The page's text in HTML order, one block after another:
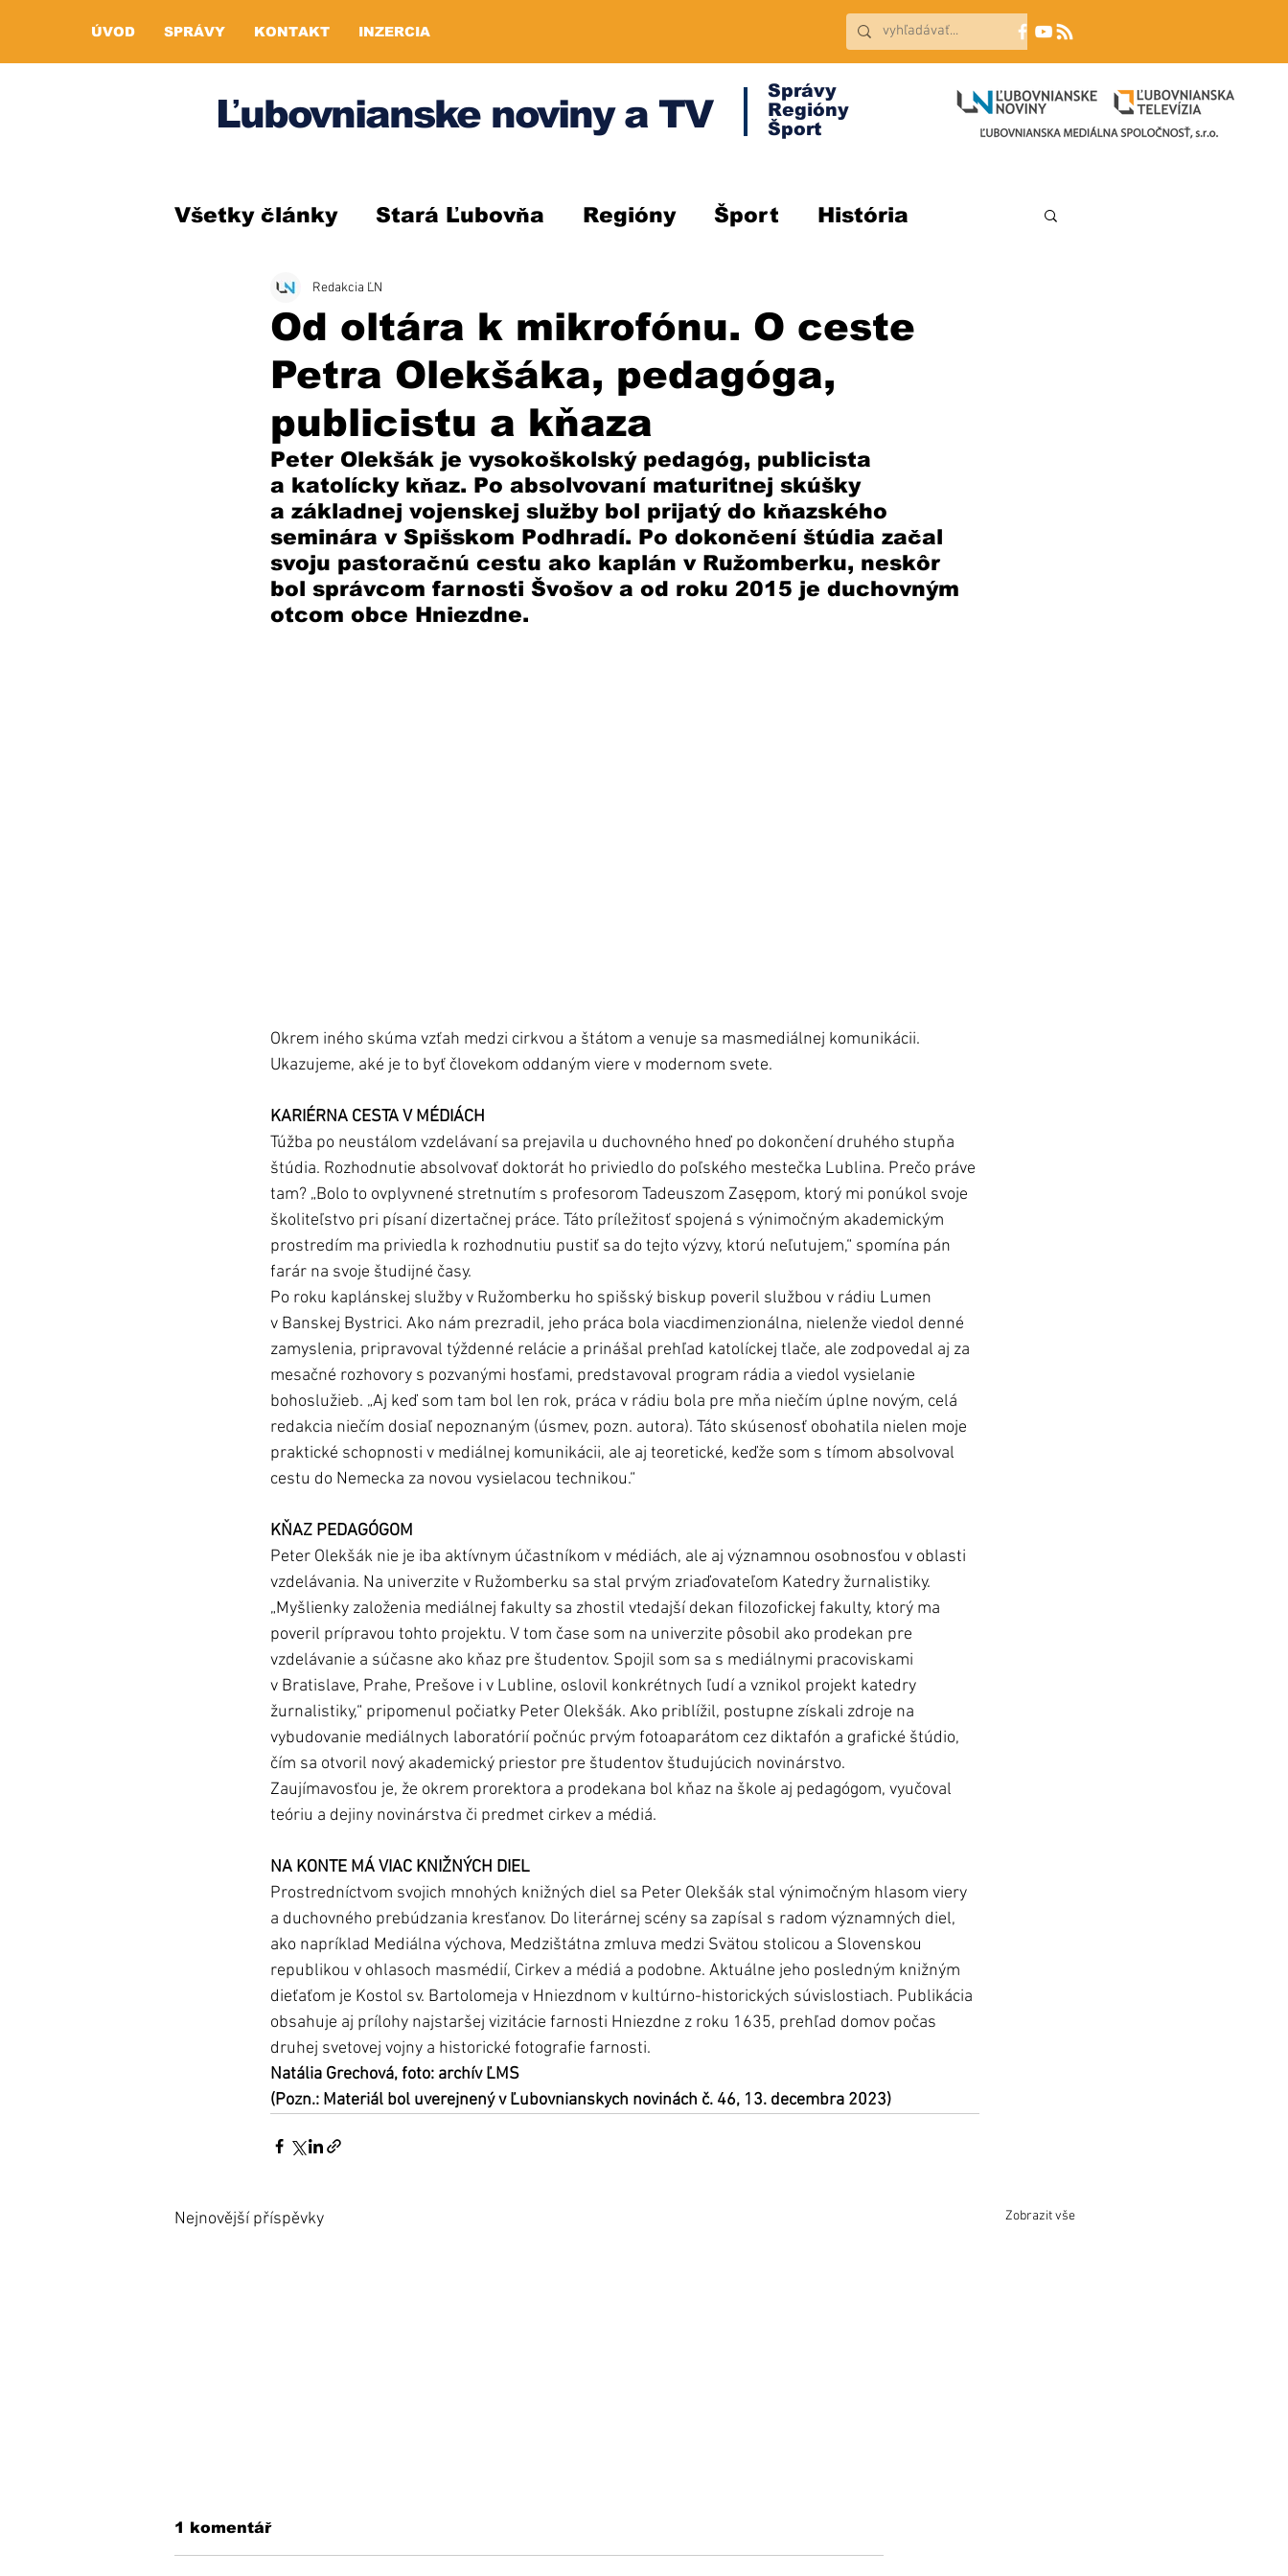
ÚVOD SPRÁVY KONTAKT INZERCIA
Ľubovnianske noviny a TV
Správy
Regióny
Šport
Všetky články Stará Ľubovňa Regióny Šport História
Od oltára k mikrofónu. O ceste
Petra Olekšáka, pedagóga,
publicistu a kňaza
Redakcia ĽN
Peter Olekšák je vysokoškolský pedagóg, publicista
a katolícky kňaz. Po absolvovaní maturitnej skúšky
a základnej vojenskej služby bol prijatý do kňazského
seminára v Spišskom Podhradí. Po dokončení štúdia začal
svoju pastoračnú cestu ako kaplán v Ružomberku, neskôr
bol správcom farnosti Švošov a od roku 2015 je duchovným
otcom obce Hniezdne.
Okrem iného skúma vzťah medzi cirkvou a štátom a venuje sa masmediálnej komunikácii.
Ukazujeme, aké je to byť človekom oddaným viere v modernom svete.
KARIÉRNA CESTA V MÉDIÁCH
Túžba po neustálom vzdelávaní sa prejavila u duchovného hneď po dokončení druhého stupňa
štúdia. Rozhodnutie absolvovať doktorát ho priviedlo do poľského mestečka Lublina. Prečo práve
tam? „Bolo to ovplyvnené stretnutím s profesorom Tadeuszom Zasępom, ktorý mi ponúkol svoje
školiteľstvo pri písaní dizertačnej práce. Táto príležitosť spojená s výnimočným akademickým
prostredím ma priviedla k rozhodnutiu pustiť sa do tejto výzvy, ktorú neľutujem,“ spomína pán
farár na svoje študijné časy.
Po roku kaplánskej služby v Ružomberku ho spišský biskup poveril službou v rádiu Lumen
v Banskej Bystrici. Ako nám prezradil, jeho práca bola viacdimenzionálna, nielenže viedol denné
zamyslenia, pripravoval týždenné relácie a prinášal prehľad katolíckej tlače, ale zodpovedal aj za
mesačné rozhovory s pozvanými hosťami, predstavoval program rádia a viedol vysielanie
bohoslužieb. „Aj keď som tam bol len rok, práca v rádiu bola pre mňa niečím úplne novým, celá
redakcia niečím dosiaľ nepoznaným (úsmev, pozn. autora). Táto skúsenosť obohatila nielen moje
praktické schopnosti v mediálnej komunikácii, ale aj teoretické, keďže som s tímom absolvoval
cestu do Nemecka za novou vysielacou technikou.“
KŇAZ PEDAGÓGOM
Peter Olekšák nie je iba aktívnym účastníkom v médiách, ale aj významnou osobnosťou v oblasti
vzdelávania. Na univerzite v Ružomberku sa stal prvým zriaďovateľom Katedry žurnalistiky.
„Myšlienky založenia mediálnej fakulty sa zhostil vtedajší dekan filozofickej fakulty, ktorý ma
poveril prípravou tohto projektu. V tom čase som na univerzite pôsobil ako prodekan pre
vzdelávanie a súčasne ako kňaz pre študentov. Spojil som sa s mediálnymi pracoviskami
v Bratislave, Prahe, Prešove i v Lubline, oslovil konkrétnych ľudí a vznikol projekt katedry
žurnalistiky,“ pripomenul počiatky Peter Olekšák. Ako priblížil, postupne získali zdroje na
vybudovanie mediálnych laboratórií počnúc prvým fotoaparátom cez diktafón a grafické štúdio,
čím sa otvoril nový akademický priestor pre študentov študujúcich novinárstvo.
Zaujímavosťou je, že okrem prorektora a prodekana bol kňaz na škole aj pedagógom, vyučoval
teóriu a dejiny novinárstva či predmet cirkev a médiá.
NA KONTE MÁ VIAC KNIŽNÝCH DIEL
Prostredníctvom svojich mnohých knižných diel sa Peter Olekšák stal výnimočným hlasom viery
a duchovného prebúdzania kresťanov. Do literárnej scény sa zapísal s radom významných diel,
ako napríklad Mediálna výchova, Medzištátna zmluva medzi Svätou stolicou a Slovenskou
republikou v ohlasoch masmédií, Cirkev a médiá a podobne. Aktuálne jeho posledným knižným
dieťaťom je Kostol sv. Bartolomeja v Hniezdnom v kultúrno-historických súvislostiach. Publikácia
obsahuje aj prílohy najstaršej vizitácie farnosti Hniezdne z roku 1635, prehľad domov počas
druhej svetovej vojny a historické fotografie farnosti.
Natália Grechová, foto: archív ĽMS
(Pozn.: Materiál bol uverejnený v Ľubovnianskych novinách č. 46, 13. decembra 2023)
Nejnovější příspěvky Zobrazit vše
1 komentář